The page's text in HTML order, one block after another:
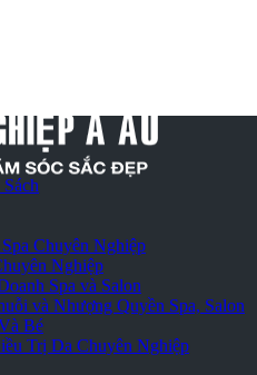
Chuyên Nghiệp
Nghiệp
Spa và Salon
và Nhượng Quyền Spa, Salon
Bé
Trị Da Chuyên Nghiệp